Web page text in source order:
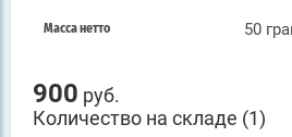
Масса нетто 50
900 руб.
Количество на складе (1)